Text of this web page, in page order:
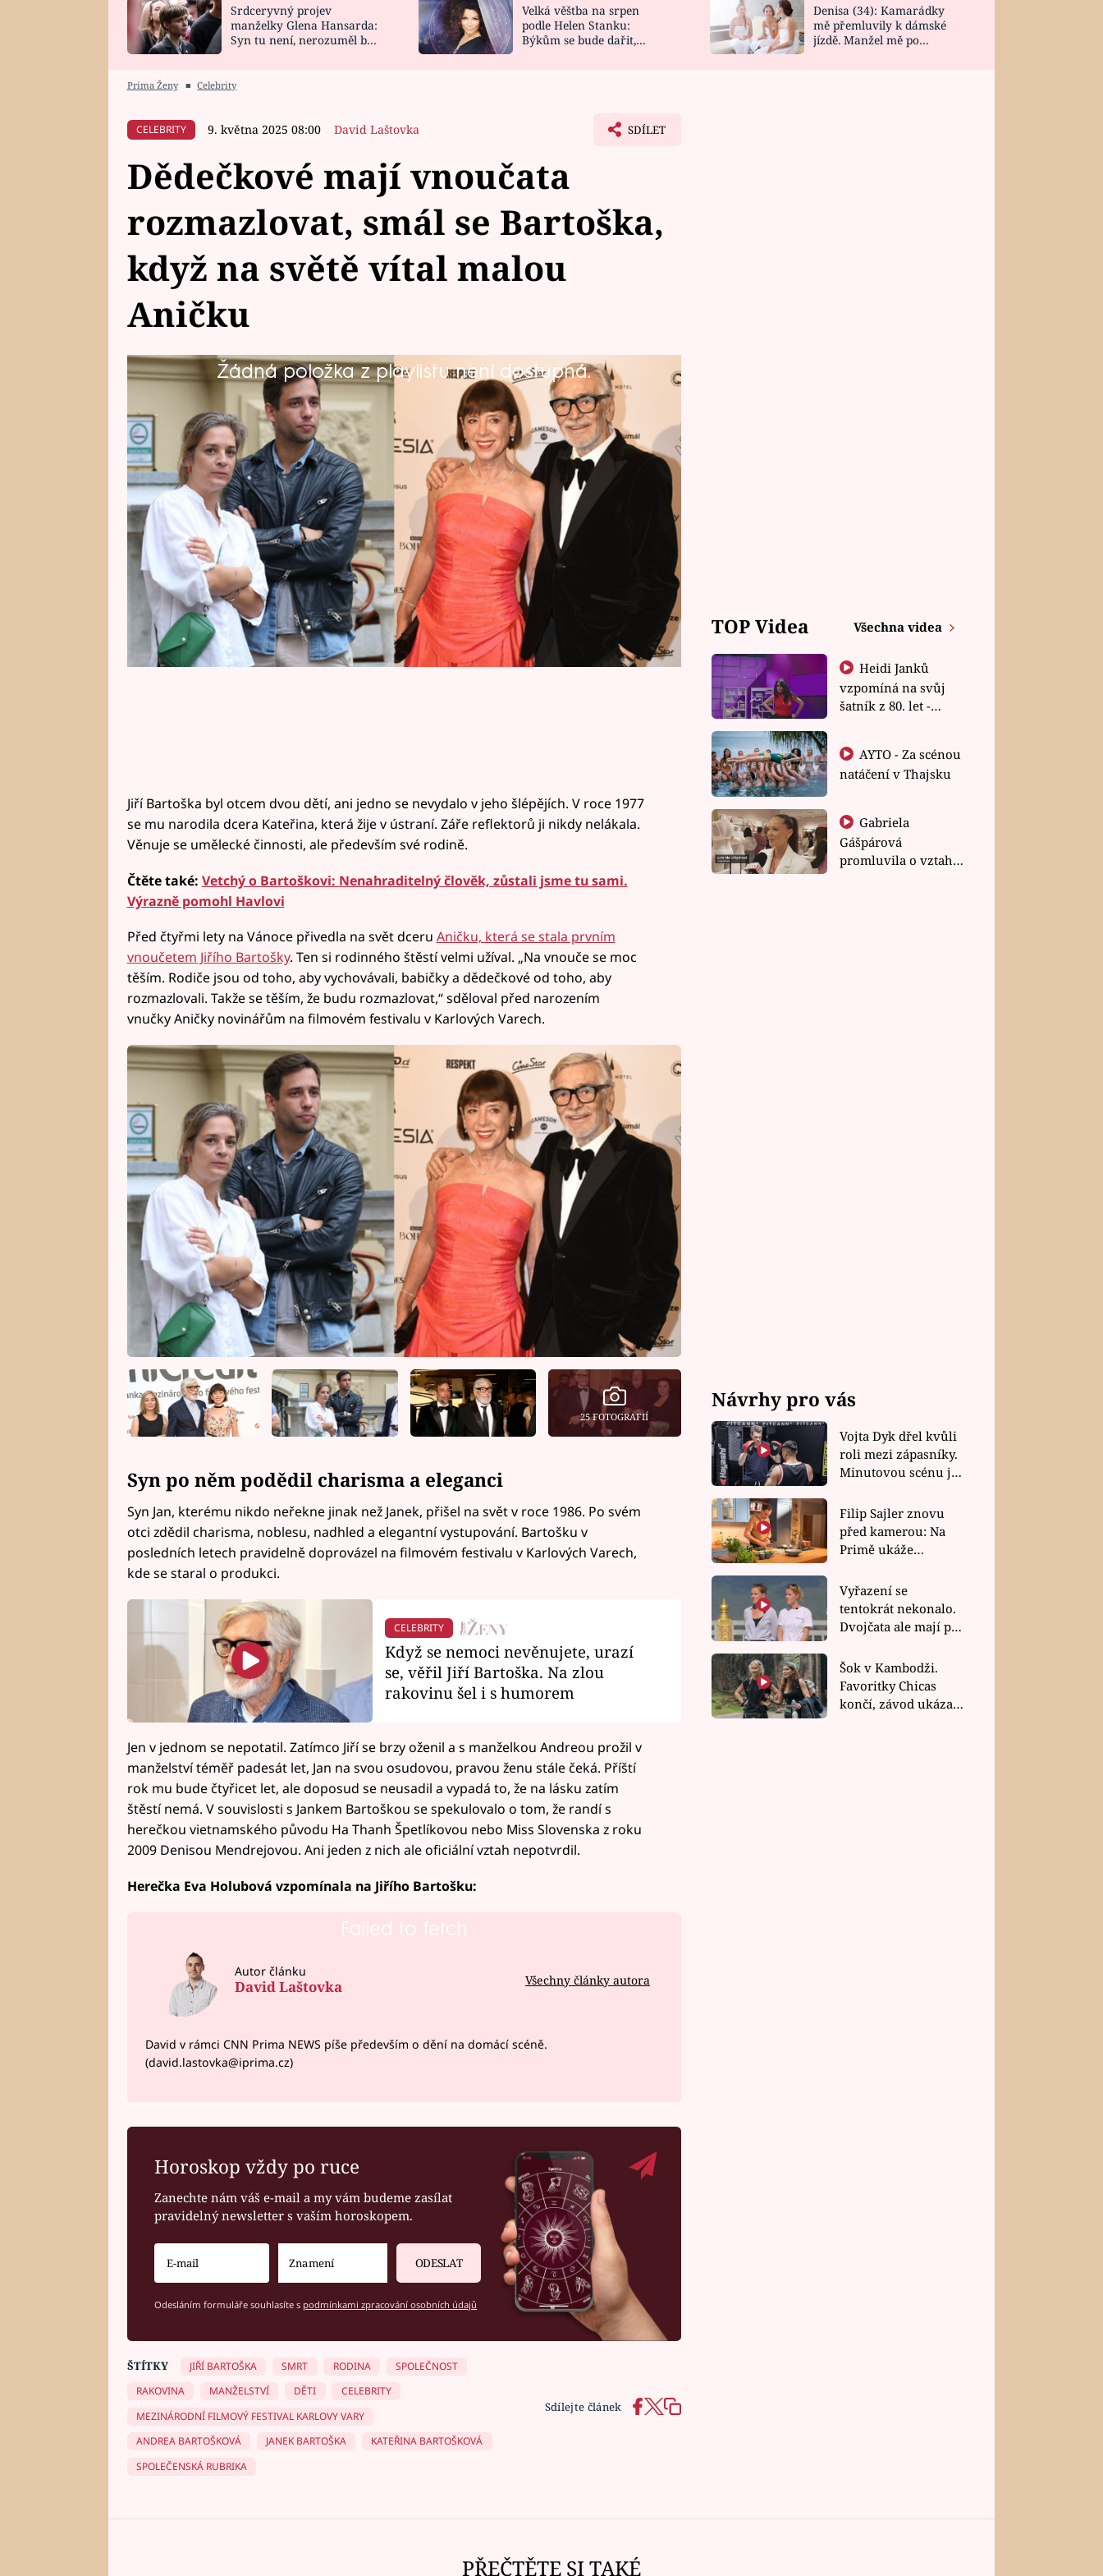
HOROSKOP NA
CELEBRITY
VAŘENÍ
NOVINKY
VIDEORECEPTY
DESIGN
Srdceryvný projev
manželky Glena Hansarda:
Syn tu není, nerozuměl by
Velká věštba na srpen
podle Helen Stanku:
Býkům se bude dařit,
Denisa (34): Kamarádky
mě přemluvily k dámské
jízdě. Manžel mě po
Prima Ženy ■ Celebrity
CELEBRITY 9. května 2025 08:00 David Laštovka SDÍLET
Dědečkové mají vnoučata
rozmazlovat, smál se Bartoška,
když na světě vítal malou
Aničku
Žádná položka z playlistu není dostupná.
Zesnulý herec Jiří Bartoška měl se svou ženou, archeoložkou Andreou,
s níž by příští rok oslavil v manželství 50 let, dvě děti - syna Jana a
dceru Kateřinu. Na své rodině si velmi zakládal a velmi se radoval,
když se před čtyřmi lety stal poprvé dědečkem. Netajil se tím, že
Aničku hodlá hodně rozmazlovat. Jaké bylo soukromí slavného herce,
který zemřel ve věku 78 let?
Jiří Bartoška byl otcem dvou dětí, ani jedno se nevydalo v jeho šlépějích. V roce 1977
se mu narodila dcera Kateřina, která žije v ústraní. Záře reflektorů ji nikdy nelákala.
Věnuje se umělecké činnosti, ale především své rodině.
Čtěte také: Vetchý o Bartoškovi: Nenahraditelný člověk, zůstali jsme tu sami.
Výrazně pomohl Havlovi
Před čtyřmi lety na Vánoce přivedla na svět dceru Aničku, která se stala prvním
vnoučetem Jiřího Bartošky. Ten si rodinného štěstí velmi užíval. „Na vnouče se moc
těším. Rodiče jsou od toho, aby vychovávali, babičky a dědečkové od toho, aby
rozmazlovali. Takže se těším, že budu rozmazlovat,“ sděloval před narozením
vnučky Aničky novinářům na filmovém festivalu v Karlových Varech.
25 FOTOGRAFIÍ
Syn po něm podědil charisma a eleganci
Syn Jan, kterému nikdo neřekne jinak než Janek, přišel na svět v roce 1986. Po svém
otci zdědil charisma, noblesu, nadhled a elegantní vystupování. Bartošku v
posledních letech pravidelně doprovázel na filmovém festivalu v Karlových Varech,
kde se staral o produkci.
CELEBRITY
Když se nemoci nevěnujete, urazí
se, věřil Jiří Bartoška. Na zlou
rakovinu šel i s humorem
Jen v jednom se nepotatil. Zatímco Jiří se brzy oženil a s manželkou Andreou prožil v
manželství téměř padesát let, Jan na svou osudovou, pravou ženu stále čeká. Příští
rok mu bude čtyřicet let, ale doposud se neusadil a vypadá to, že na lásku zatím
štěstí nemá. V souvislosti s Jankem Bartoškou se spekulovalo o tom, že randí s
herečkou vietnamského původu Ha Thanh Špetlíkovou nebo Miss Slovenska z roku
2009 Denisou Mendrejovou. Ani jeden z nich ale oficiální vztah nepotvrdil.
Herečka Eva Holubová vzpomínala na Jiřího Bartošku:
Failed to fetch
Autor článku
David Laštovka Všechny články autora
David v rámci CNN Prima NEWS píše především o dění na domácí scéně.
(david.lastovka@iprima.cz)
Horoskop vždy po ruce
Zanechte nám váš e-mail a my vám budeme zasílat
pravidelný newsletter s vaším horoskopem.
ODESLAT
Odesláním formuláře souhlasíte s podmínkami zpracování osobních údajů
Sdílejte článek
ŠTÍTKY JIŘÍ BARTOŠKA SMRT RODINA
SPOLEČNOST
RAKOVINA
MANŽELSTVÍ DĚTI
CELEBRITY
MEZINÁRODNÍ FILMOVÝ FESTIVAL KARLOVY VARY
ANDREA BARTOŠKOVÁ
JANEK BARTOŠKA
KATEŘINA BARTOŠKOVÁ
SPOLEČENSKÁ RUBRIKA
TOP Videa Všechna videa
Heidi Janků
vzpomíná na svůj
šatník z 80. let -
natáčení v Thajsku
Gabriela
Gášpárová
promluvila o vztahu
Návrhy pro vás
Vojta Dyk dřel kvůli
roli mezi zápasníky.
Minutovou scénu jel
Filip Sajler znovu
před kamerou: Na
Primě ukáže
rychlé recepty
Vyřazení se
tentokrát nekonalo.
Dvojčata ale mají po
závodu nůž na krku
Šok v Kambodži.
Favoritky Chicas
končí, závod ukázal
PŘEČTĚTE SI TAKÉ